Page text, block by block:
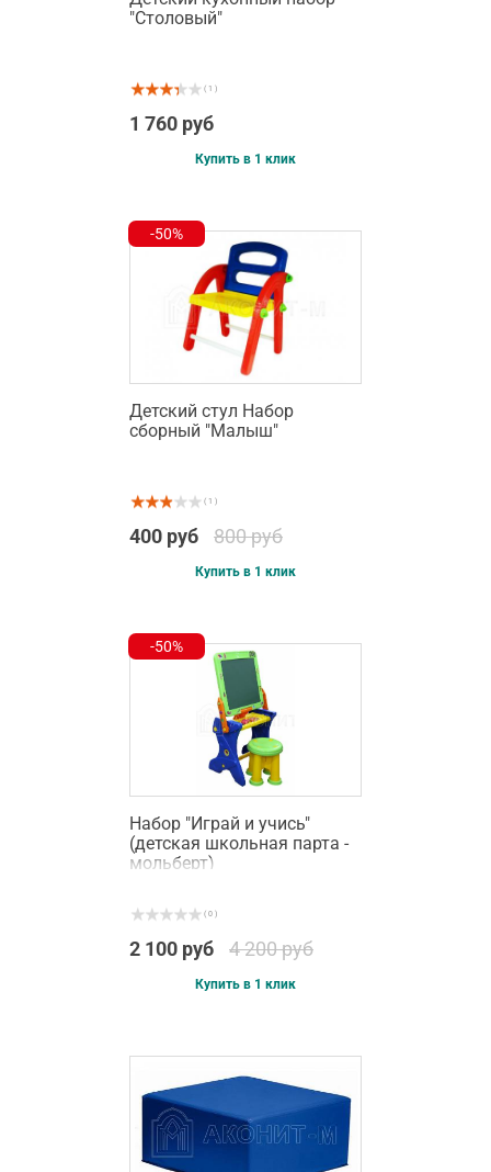
"Столовый"
( 1 )
1 760 руб
Купить в 1 клик
-50%
Детский стул Набор
сборный "Малыш"
( 1 )
400 руб 800 руб
Купить в 1 клик
-50%
Набор "Играй и учись"
(детская школьная парта -
мольберт)
( 0 )
2 100 руб 4 200 руб
Купить в 1 клик